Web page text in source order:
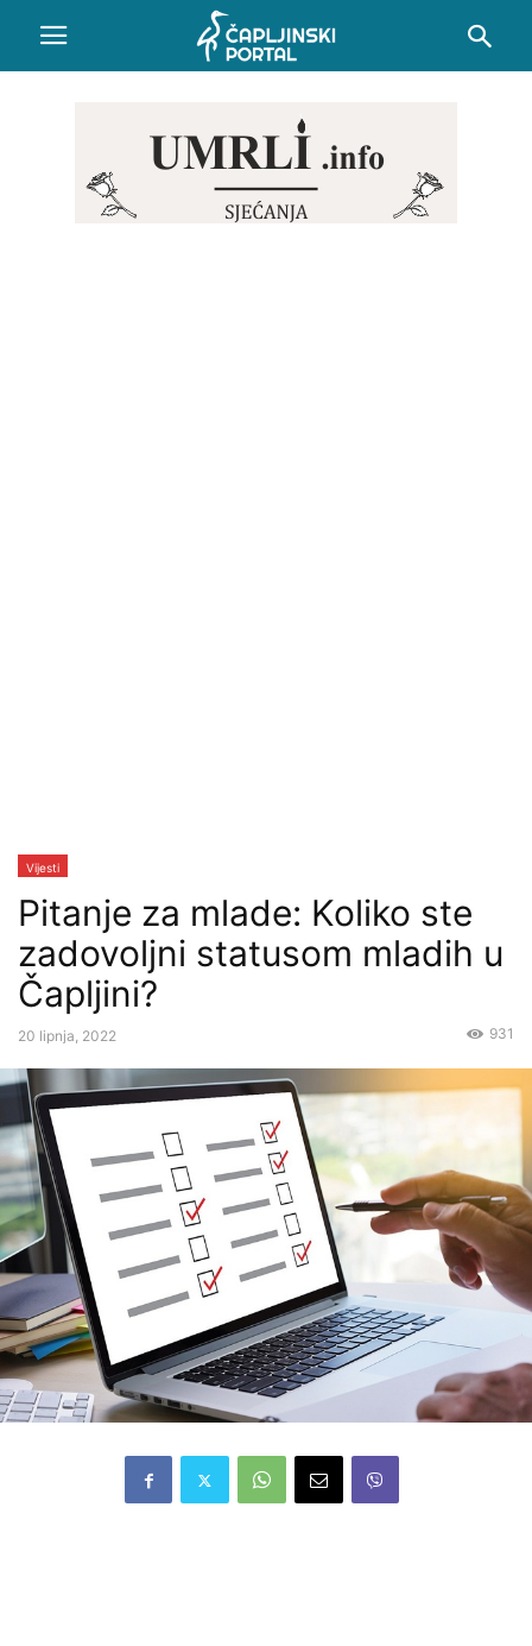
Vijesti
Pitanje za mlade: Koliko ste
zadovoljni statusom mladih u
Čapljini?
20 lipnja, 2022 931